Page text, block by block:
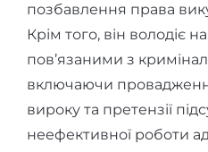
позбавлення права
Крім того, він володіє
пов’язаними з
включаючи
вироку та претензії
неефективної роботи